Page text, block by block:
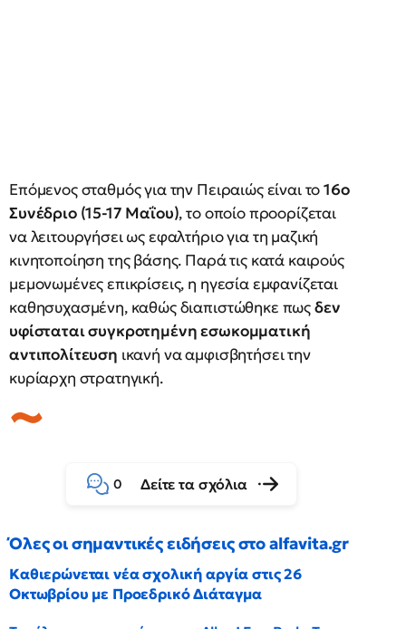
Επόμενος σταθμός για την Πειραιώς είναι το16ο
Συνέδριο (15-17 Μαΐου), το οποίο προορίζεται
να λειτουργήσει ως εφαλτήριο για τη μαζική
κινητοποίηση της βάσης. Παρά τις κατά καιρούς
μεμονωμένες επικρίσεις, η ηγεσία εμφανίζεται
καθησυχασμένη, καθώς διαπιστώθηκε πωςδεν
υφίσταται συγκροτημένη εσωκομματική
αντιπολίτευση ικανή να αμφισβητήσει την
κυρίαρχη στρατηγική.
0 Δείτε τα σχόλια
Όλες οι σημαντικές ειδήσεις στο alfavita.gr
Καθιερώνεται νέα σχολική αργία στις 26
Οκτωβρίου με Προεδρικό Διάταγμα